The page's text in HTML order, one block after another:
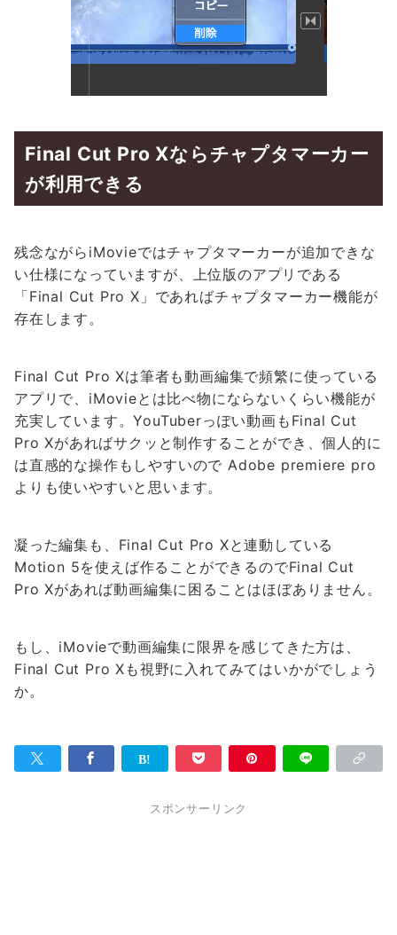
Final Cut Pro Xならチャプタマーカー
が利用できる
残念ながらiMovieではチャプタマーカーが追加できな
い仕様になっていますが、上位版のアプリである
「Final Cut Pro X」であればチャプタマーカー機能が
存在します。
Final Cut Pro Xは筆者も動画編集で頻繁に使っている
アプリで、iMovieとは比べ物にならないくらい機能が
充実しています。YouTuberっぽい動画もFinal Cut
Pro Xがあればサクッと制作することができ、個人的に
は直感的な操作もしやすいので Adobe premiere pro
よりも使いやすいと思います。
凝った編集も、Final Cut Pro Xと連動している
Motion 5を使えば作ることができるのでFinal Cut
Pro Xがあれば動画編集に困ることはほぼありません。
もし、iMovieで動画編集に限界を感じてきた方は、
Final Cut Pro Xも視野に入れてみてはいかがでしょう
か。
スポンサーリンク